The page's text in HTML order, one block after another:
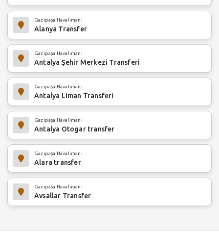
Gazipaşa Havalimanı
Alanya Transfer
Gazipaşa Havalimanı
Antalya Şehir Merkezi Transferi
Gazipaşa Havalimanı
Antalya Liman Transferi
Gazipaşa Havalimanı
Antalya Otogar transfer
Gazipaşa Havalimanı
Alara transfer
Gazipaşa Havalimanı
Avsallar Transfer